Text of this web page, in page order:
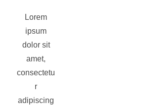
Lorem
ipsum
dolor sit
amet,
consectetu
r
adipiscing